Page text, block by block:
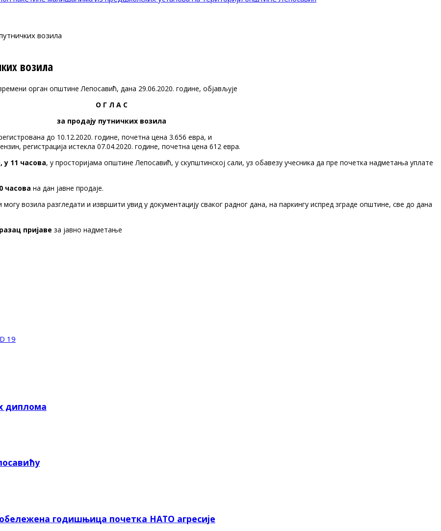
возила
возила
орган општине Лепосавић, дана 29.06.2020. године, објављује
О Г Л А С
за продају путничких возила
до 10.12.2020. године, почетна цена 3.656 евра, и
регистрација истекла 07.04.2020. године, почетна цена 612 евра.
у 11 часова, у просторијама општине Лепосавић, у скупштинској сали, уз обавезу учесника да пре почетка надметања уплате
часова на дан јавне продаје.
возила разгледати и извршити увид у документацију сваког радног дана, на паркингу испред зграде општине, све до дана
пријаве за јавно надметање
19
диплома
годишњица почетка НАТО агресије